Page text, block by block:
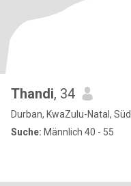
Thandi, 34
Durban, KwaZulu-Natal,
Suche: Männlich 40 - 55